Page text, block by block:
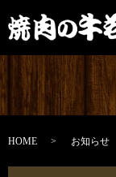
HOME お知らせ